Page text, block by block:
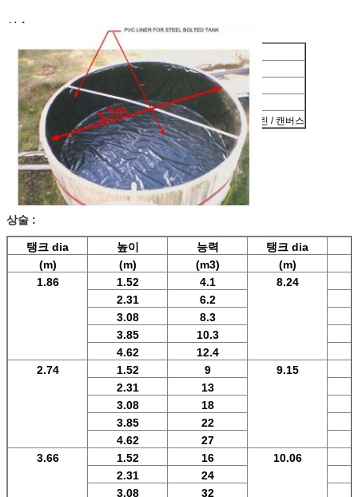
상술
탱크 본체 물질
물결모양 아연도강
직경 범위
3 - 40 Ｍ, 또는 주문 제작됩니다
능력
4 - 2200 cbm
패스너
볼트와 너트, 기둥은 강화됩니다
라이너
PVC / 열 가소성 폴리우레탄 수지 타르푸린 / 캔버스
상술 :
탱크 dia 높이 능력 탱크 dia
(m)
(m) (m3)
(m)
1.86
1.52 4.1 8.24
2.31
6.2
3.08
8.3
3.85
10.3
4.62
12.4
2.74
1.52 9 9.15
2.31
13
3.08
18
3.85
22
4.62
27
3.66
1.52 16 10.06
2.31
24
3.08
32